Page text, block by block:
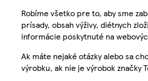
Robíme všetko pre to, aby sme
prísady, obsah výživy, diétnych
informácie poskytnuté na
Ak máte nejaké otázky alebo sa
výrobku, ak nie je výrobok značky